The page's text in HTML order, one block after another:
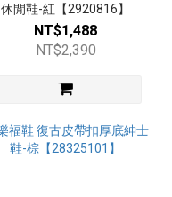
休閒鞋-紅【2920816】
NT$1,488
NT$2,390